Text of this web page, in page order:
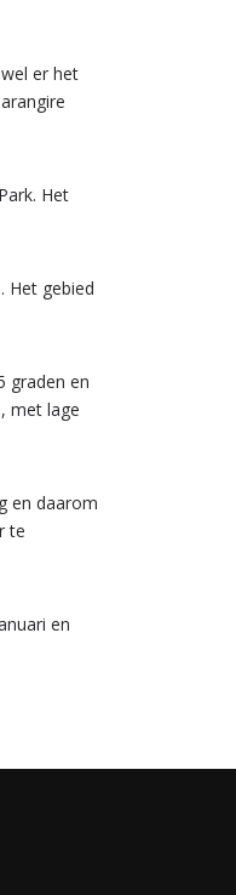
er het
Het
Het gebied
graden en
met lage
en daarom
te
en